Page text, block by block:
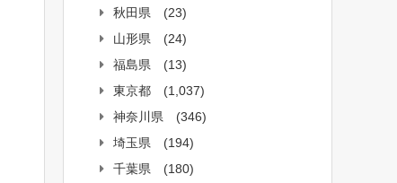
秋田県
(23)
山形県
(24)
福島県
(13)
東京都
(1,037)
神奈川県
(346)
埼玉県
(194)
千葉県
(180)